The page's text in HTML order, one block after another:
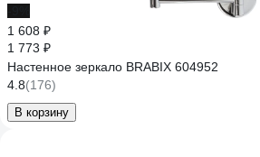
1 608 ₽
1 773 ₽
Настенное зеркало BRABIX 604952
4.8(176)
В корзину